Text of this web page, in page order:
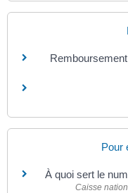
Pour
À quoi sert le
Caisse